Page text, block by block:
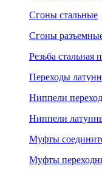
Сгоны стальные
Сгоны
Резьба стальная
Переходы
Ниппели
Ниппели
Муфты
Муфты